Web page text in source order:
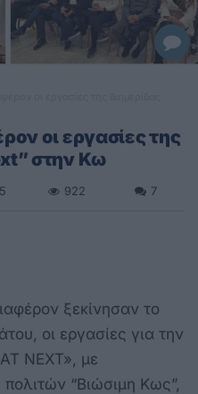
οι εργασίες της
στην Κω
922 7
ξεκίνησαν το
οι εργασίες για την
NEXT», με
“Βιώσιμη Κως”,